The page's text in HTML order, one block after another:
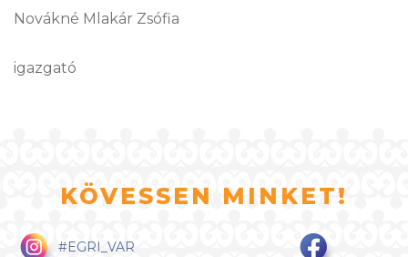
Novákné Mlakár Zsófia
igazgató
KÖVESSEN MINKET!
#EGRI_VAR